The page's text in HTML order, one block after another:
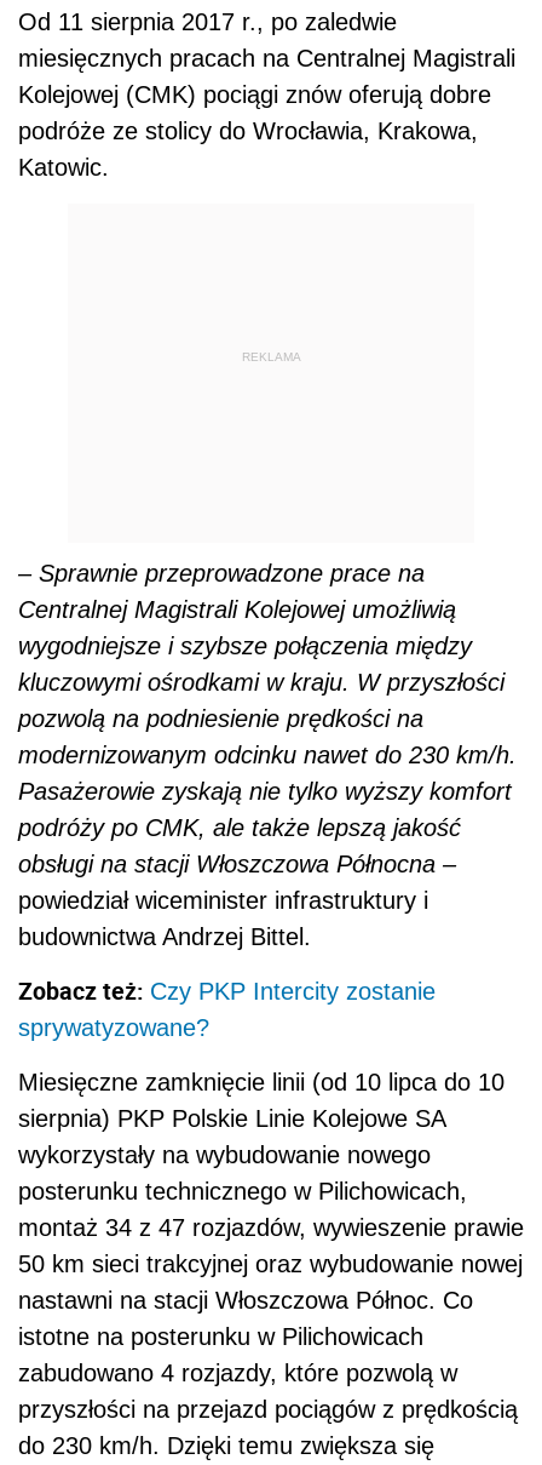
Od 11 sierpnia 2017 r., po zaledwie
miesięcznych pracach na Centralnej Magistrali
Kolejowej (CMK) pociągi znów oferują dobre
podróże ze stolicy do Wrocławia, Krakowa,
Katowic.
REKLAMA
– Sprawnie przeprowadzone prace na
Centralnej Magistrali Kolejowej umożliwią
wygodniejsze i szybsze połączenia między
kluczowymi ośrodkami w kraju. W przyszłości
pozwolą na podniesienie prędkości na
modernizowanym odcinku nawet do 230 km/h.
Pasażerowie zyskają nie tylko wyższy komfort
podróży po CMK, ale także lepszą jakość
obsługi na stacji Włoszczowa Północna –
powiedział wiceminister infrastruktury i
budownictwa Andrzej Bittel.
Zobacz też: Czy PKP Intercity zostanie
sprywatyzowane?
Miesięczne zamknięcie linii (od 10 lipca do 10
sierpnia) PKP Polskie Linie Kolejowe SA
wykorzystały na wybudowanie nowego
posterunku technicznego w Pilichowicach,
montaż 34 z 47 rozjazdów, wywieszenie prawie
50 km sieci trakcyjnej oraz wybudowanie nowej
nastawni na stacji Włoszczowa Północ. Co
istotne na posterunku w Pilichowicach
zabudowano 4 rozjazdy, które pozwolą w
przyszłości na przejazd pociągów z prędkością
do 230 km/h. Dzięki temu zwiększa się